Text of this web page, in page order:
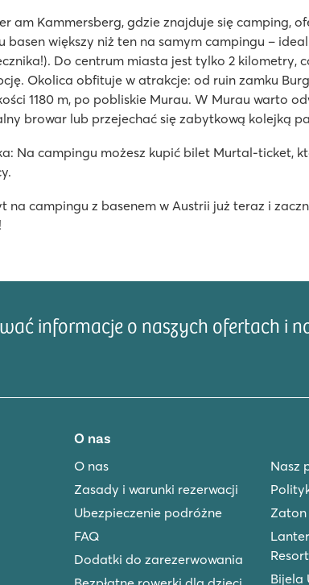
am Kammersberg, gdzie znajduje się camping,
basen większy niż ten na samym campingu –
Do centrum miasta jest tylko 2 kilometry,
Okolica obfituje w atrakcje: od ruin zamku
1180 m, po pobliskie Murau. W Murau warto
browar lub przejechać się zabytkową kolejką
Na campingu możesz kupić bilet Murtal-ticket,
na campingu z basenem w Austrii już teraz i
informacje o naszych ofertach i
O nas
O nas
Zasady i warunki rezerwacji
Ubezpieczenie podróżne
FAQ
Dodatki do zarezerwowania
Nasz
Resort
Bijela